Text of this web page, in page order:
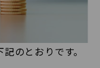
のとおりです。